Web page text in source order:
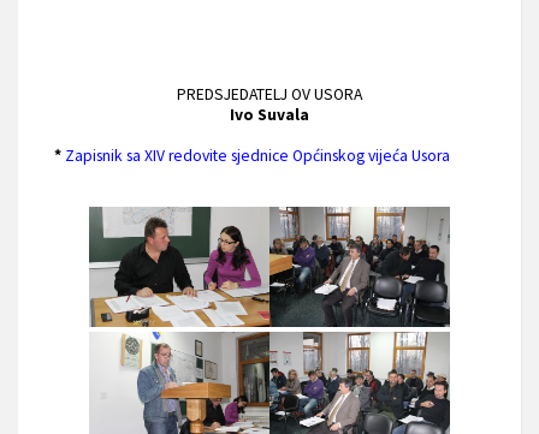
PREDSJEDATELJ OV USORA
Ivo Suvala
* Zapisnik sa XIV redovite sjednice Općinskog vijeća Usora